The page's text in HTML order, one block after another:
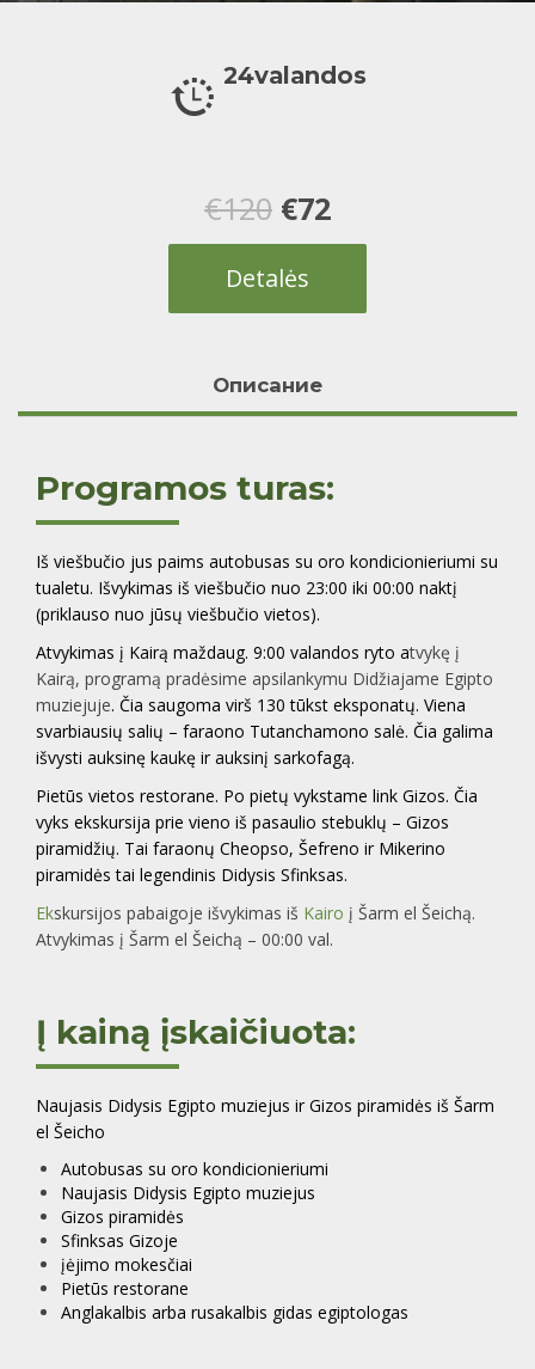
24valandos
€120 Original
price
was:
€72Current
price
is:
Detalės
Oписание
Programos turas:
Iš viešbučio jus paims autobusas su oro kondicionieriumi su
tualetu. Išvykimas iš viešbučio nuo 23:00 iki 00:00 naktį
(priklauso nuo jūsų viešbučio vietos).
Atvykimas į Kairą maždaug. 9:00 valandos ryto atvykę į
Kairą, programą pradėsime apsilankymu Didžiajame Egipto
muziejuje. Čia saugoma virš 130 tūkst eksponatų. Viena
svarbiausių salių – faraono Tutanchamono salė. Čia galima
išvysti auksinę kaukę ir auksinį sarkofagą.
Pietūs vietos restorane. Po pietų vykstame link Gizos. Čia
vyks ekskursija prie vieno iš pasaulio stebuklų – Gizos
piramidžių. Tai faraonų Cheopso, Šefreno ir Mikerino
piramidės tai legendinis Didysis Sfinksas.
Ekskursijos pabaigoje išvykimas iš Kairo į Šarm el Šeichą.
Atvykimas į Šarm el Šeichą – 00:00 val.
Į kainą įskaičiuota:
Naujasis Didysis Egipto muziejus ir Gizos piramidės iš Šarm
el Šeicho
Autobusas su oro kondicionieriumi
Naujasis Didysis Egipto muziejus
Gizos piramidės
Sfinksas Gizoje
įėjimo mokesčiai
Pietūs restorane
Anglakalbis arba rusakalbis gidas egiptologas